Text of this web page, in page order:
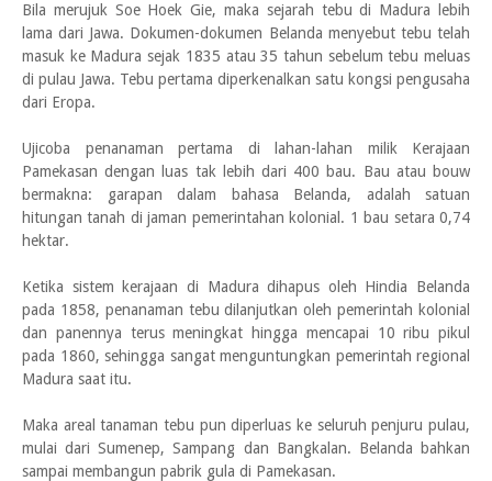
Bila merujuk Soe Hoek Gie, maka sejarah tebu di Madura lebih
lama dari Jawa. Dokumen-dokumen Belanda menyebut tebu telah
masuk ke Madura sejak 1835 atau 35 tahun sebelum tebu meluas
di pulau Jawa. Tebu pertama diperkenalkan satu kongsi pengusaha
dari Eropa.
Ujicoba penanaman pertama di lahan-lahan milik Kerajaan
Pamekasan dengan luas tak lebih dari 400 bau. Bau atau bouw
bermakna: garapan dalam bahasa Belanda, adalah satuan
hitungan tanah di jaman pemerintahan kolonial. 1 bau setara 0,74
hektar.
Ketika sistem kerajaan di Madura dihapus oleh Hindia Belanda
pada 1858, penanaman tebu dilanjutkan oleh pemerintah kolonial
dan panennya terus meningkat hingga mencapai 10 ribu pikul
pada 1860, sehingga sangat menguntungkan pemerintah regional
Madura saat itu.
Maka areal tanaman tebu pun diperluas ke seluruh penjuru pulau,
mulai dari Sumenep, Sampang dan Bangkalan. Belanda bahkan
sampai membangun pabrik gula di Pamekasan.